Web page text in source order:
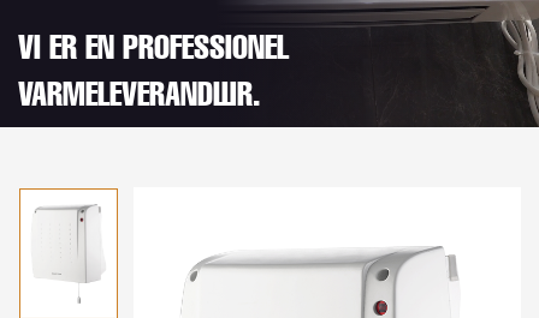
VI ER EN PROFESSIONEL
VARMELEVERANDØR.